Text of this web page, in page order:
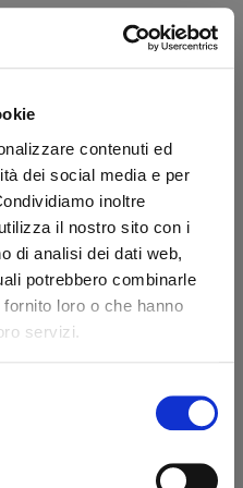
contenuti ed
dei social media e per
inoltre
il nostro sito con i
di analisi dei dati web,
potrebbero combinarle
loro o che hanno
servizi.
di noi